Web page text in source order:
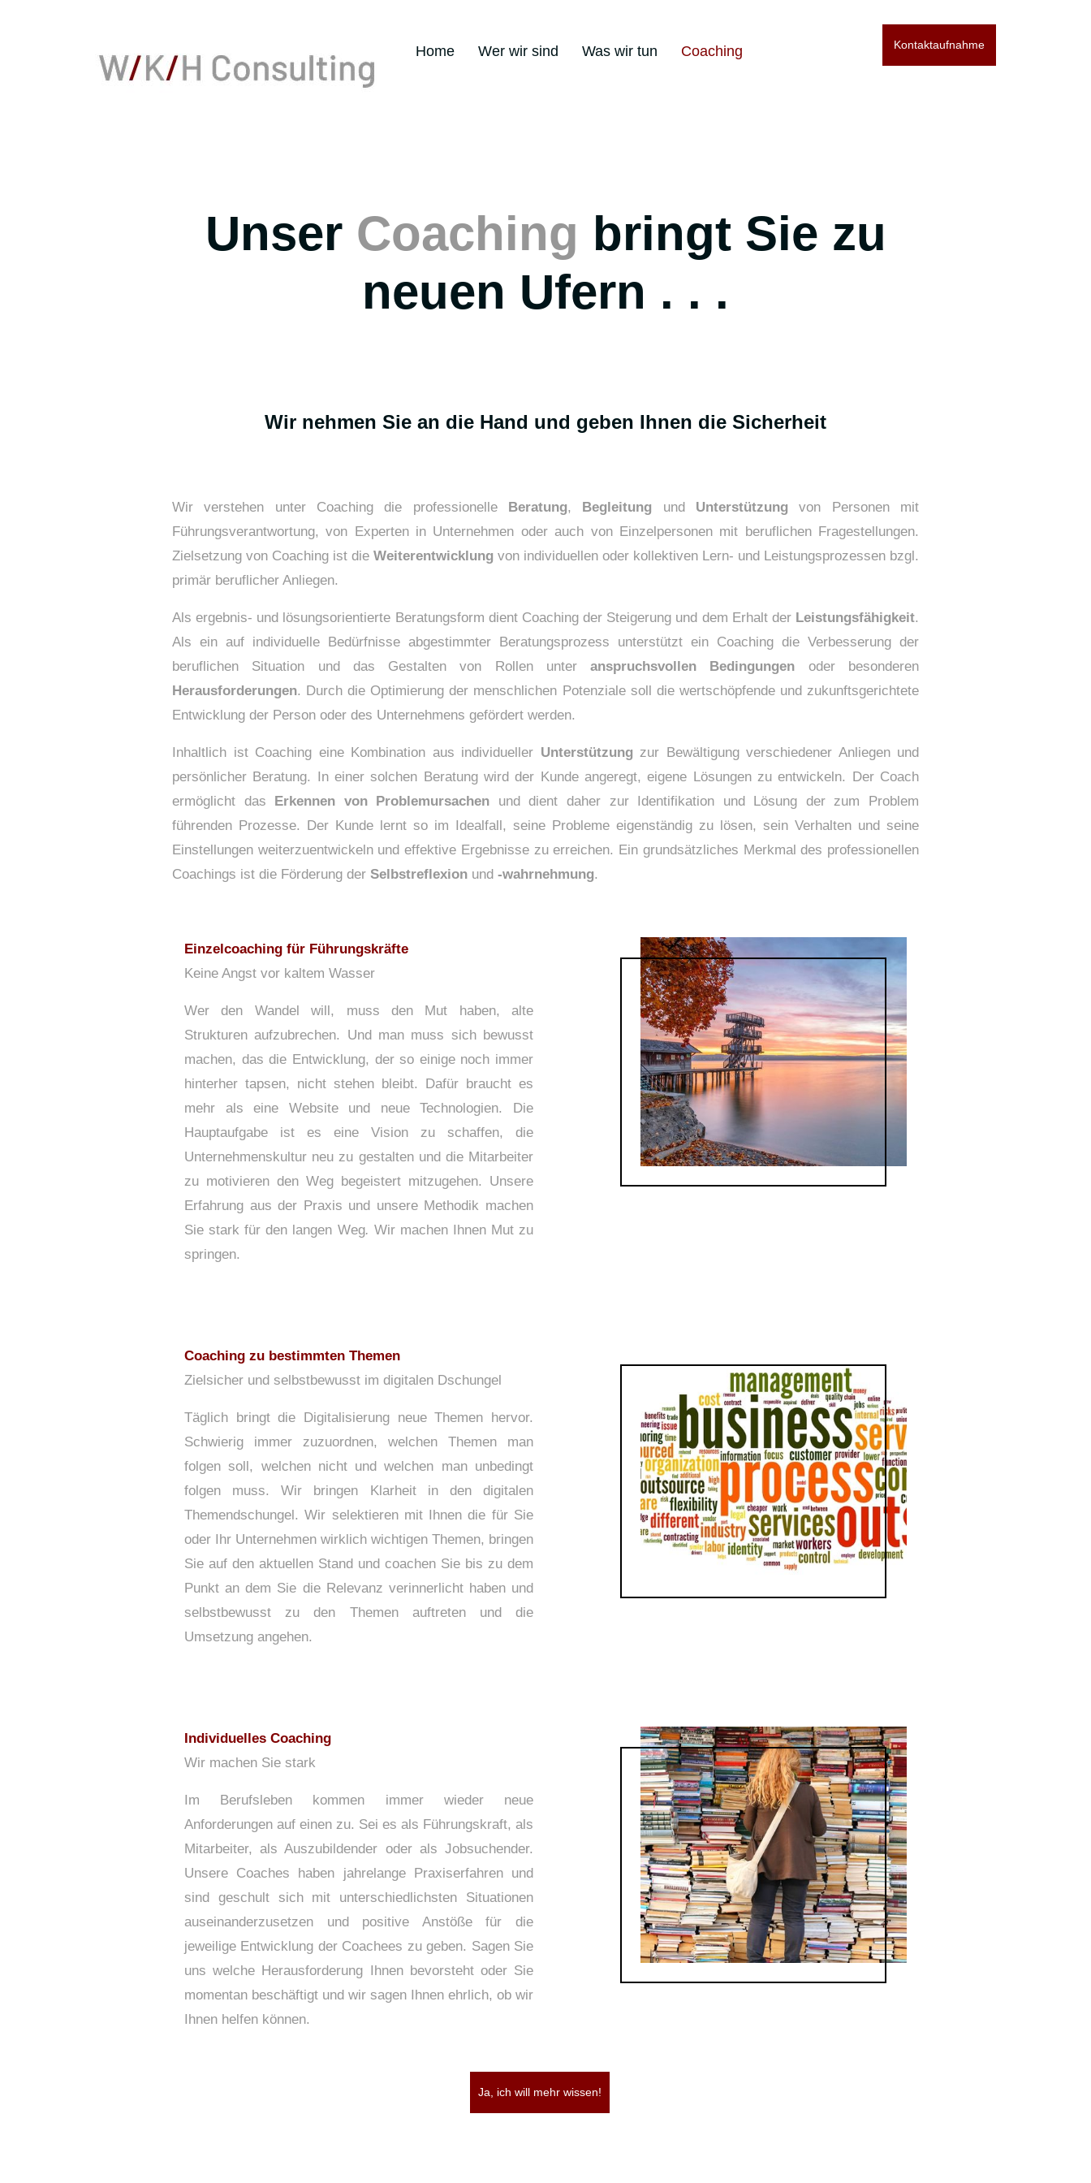
Kontaktaufnahme
Home Wer wir sind Was wir tun Coaching
Unser Coaching bringt Sie zu
neuen Ufern . . .
Wir nehmen Sie an die Hand und geben Ihnen die Sicherheit
Wir verstehen unter Coaching die professionelle Beratung, Begleitung und Unterstützung von Personen mit
Führungsverantwortung, von Experten in Unternehmen oder auch von Einzelpersonen mit beruflichen Fragestellungen.
Zielsetzung von Coaching ist die Weiterentwicklung von individuellen oder kollektiven Lern- und Leistungsprozessen bzgl.
primär beruflicher Anliegen.
Als ergebnis- und lösungsorientierte Beratungsform dient Coaching der Steigerung und dem Erhalt der Leistungsfähigkeit.
Als ein auf individuelle Bedürfnisse abgestimmter Beratungsprozess unterstützt ein Coaching die Verbesserung der
beruflichen Situation und das Gestalten von Rollen unteranspruchsvollen Bedingungen oder besonderen
Herausforderungen. Durch die Optimierung der menschlichen Potenziale soll die wertschöpfende und zukunftsgerichtete
Entwicklung der Person oder des Unternehmens gefördert werden.
Inhaltlich ist Coaching eine Kombination aus individueller Unterstützungzur Bewältigung verschiedener Anliegen und
persönlicher Beratung. In einer solchen Beratung wird der Kunde angeregt, eigene Lösungen zu entwickeln. Der Coach
ermöglicht das Erkennen von Problemursachen und dient daher zur Identifikation und Lösung der zum Problem
führenden Prozesse. Der Kunde lernt so im Idealfall, seine Probleme eigenständig zu lösen, sein Verhalten und seine
Einstellungen weiterzuentwickeln und effektive Ergebnisse zu erreichen. Ein grundsätzliches Merkmal des professionellen
Coachings ist die Förderung der Selbstreflexion und -wahrnehmung.
Einzelcoaching für Führungskräfte
Keine Angst vor kaltem Wasser
Wer den Wandel will, muss den Mut haben, alte
Strukturen aufzubrechen. Und man muss sich bewusst
machen, das die Entwicklung, der so einige noch immer
hinterher tapsen, nicht stehen bleibt. Dafür braucht es
mehr als eine Website und neue Technologien. Die
Hauptaufgabe ist es eine Vision zu schaffen, die
Unternehmenskultur neu zu gestalten und die Mitarbeiter
zu motivieren den Weg begeistert mitzugehen. Unsere
Erfahrung aus der Praxis und unsere Methodik machen
Sie stark für den langen Weg. Wir machen Ihnen Mut zu
springen.
Coaching zu bestimmten Themen
Zielsicher und selbstbewusst im digitalen Dschungel
Täglich bringt die Digitalisierung neue Themen hervor.
Schwierig immer zuzuordnen, welchen Themen man
folgen soll, welchen nicht und welchen man unbedingt
folgen muss. Wir bringen Klarheit in den digitalen
Themendschungel. Wir selektieren mit Ihnen die für Sie
oder Ihr Unternehmen wirklich wichtigen Themen, bringen
Sie auf den aktuellen Stand und coachen Sie bis zu dem
Punkt an dem Sie die Relevanz verinnerlicht haben und
selbstbewusst zu den Themen auftreten und die
Umsetzung angehen.
Individuelles Coaching
Wir machen Sie stark
Im Berufsleben kommen immer wieder neue
Anforderungen auf einen zu. Sei es als Führungskraft, als
Mitarbeiter, als Auszubildender oder als Jobsuchender.
Unsere Coaches haben jahrelange Praxiserfahren und
sind geschult sich mit unterschiedlichsten Situationen
auseinanderzusetzen und positive Anstöße für die
jeweilige Entwicklung der Coachees zu geben. Sagen Sie
uns welche Herausforderung Ihnen bevorsteht oder Sie
momentan beschäftigt und wir sagen Ihnen ehrlich, ob wir
Ihnen helfen können.
Ja, ich will mehr wissen!